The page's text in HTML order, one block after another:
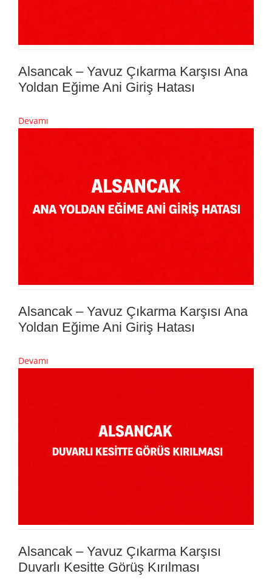
Alsancak – Yavuz Çıkarma Karşısı Ana
Yoldan Eğime Ani Giriş Hatası
Devamı
Alsancak – Yavuz Çıkarma Karşısı Ana
Yoldan Eğime Ani Giriş Hatası
Devamı
Alsancak – Yavuz Çıkarma Karşısı
Duvarlı Kesitte Görüş Kırılması